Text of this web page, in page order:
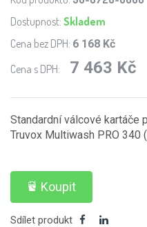
Dostupnost: Skladem
Cena bez DPH: 6 168 Kč
Cena s DPH: 7 463 Kč
Standardní válcové kartáče
Truvox Multiwash PRO 340
Koupit
Sdílet produkt